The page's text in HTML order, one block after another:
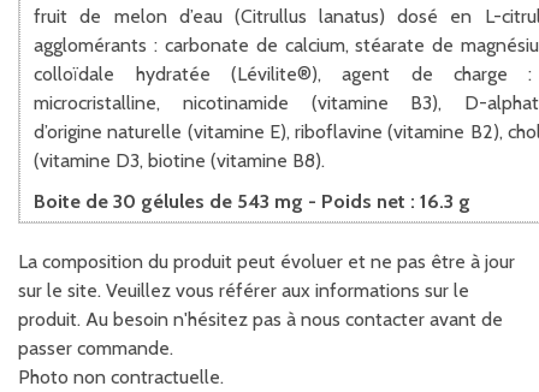
fruit de melon d’eau (Citrullus lanatus) dosé en L-
agglomérants : carbonate de calcium, stéarate de
colloïdale hydratée (Lévilite®), agent de charge :
microcristalline, nicotinamide (vitamine B3), D-
d’origine naturelle (vitamine E), riboflavine (vitamine B2),
(vitamine D3, biotine (vitamine B8).
Boite de 30 gélules de 543 mg - Poids net : 16.3 g
La composition du produit peut évoluer et ne pas être à jour
sur le site. Veuillez vous référer aux informations sur le
produit. Au besoin n'hésitez pas à nous contacter avant de
passer commande.
Photo non contractuelle.